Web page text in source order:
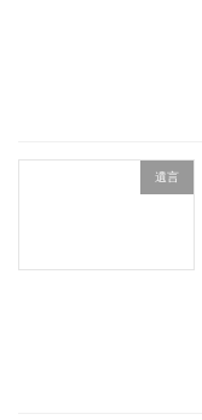
遺言